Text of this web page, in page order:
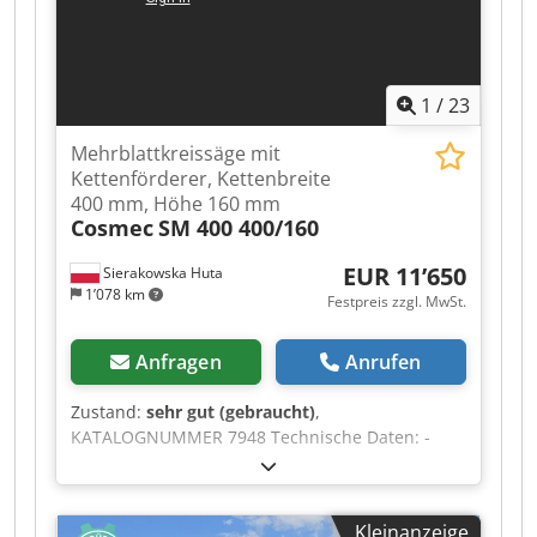
1 /23
Sierakowska Huta
1’078 km
Mehrblattkreissäge mit
Kettenförderer, Kettenbreite
400 mm, Höhe 160 mm
CosmecSM 400 400/160
EUR 11’650
Festpreis zzgl. MwSt.
Anfragen Anrufen
Zustand: sehr gut (gebraucht),
KATALOGNUMMER 7948 Technische Daten: -
Raupenbreite: 400 mm - Arbeitsbreite der Walze:
400 mm - max. Scheibendurchmesser
(aufgespannt 350 mm): 450 mm -
Kleinanzeige